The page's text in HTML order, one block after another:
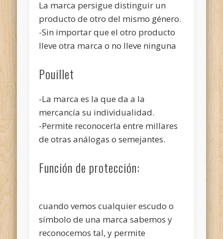
La marca persigue distinguir un
producto de otro del mismo género.
-Sin importar que el otro producto
lleve otra marca o no lleve ninguna
Pouillet
-La marca es la que da a la
mercancía su individualidad.
-Permite reconocerla entre millares
de otras análogas o semejantes.
Función de protección:
cuando vemos cualquier escudo o
símbolo de una marca sabemos y
reconocemos tal, y permite